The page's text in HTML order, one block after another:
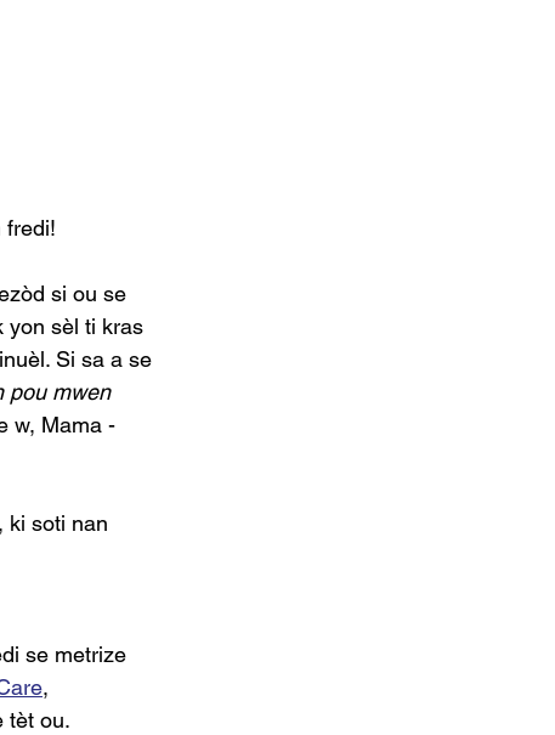
fredi!
si ou se
yon sèl ti kras
Si sa a se
pou mwen
w, Mama -
ki soti nan
se metrize
,
tèt ou.